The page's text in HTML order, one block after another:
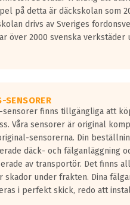
50km/h brukar
kommer det finnas en
påvisar om det är ett tyst
svarta vågor uppnår de
på detta är däckskolan som
drivs av Sveriges
över 2000 svenska verkstäder
SENSORER
sensorer finns tillgängliga att
Våra sensorer är original
sensorerna. Din
däck- och fälganläggning
av transportör. Det finns
skador under frakten. Dina
i perfekt skick, redo att